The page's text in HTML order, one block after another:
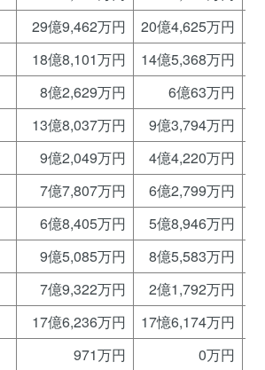
29億9,462万円 20億4,625万円
18億8,101万円 14億5,368万円
8億2,629万円 6億63万円
13億8,037万円 9億3,794万円
9億2,049万円 4億4,220万円
7億7,807万円 6億2,799万円
6億8,405万円 5億8,946万円
9億5,085万円 8億5,583万円
7億9,322万円 2億1,792万円
17億6,236万円 17憶6,174万円
971万円
0万円